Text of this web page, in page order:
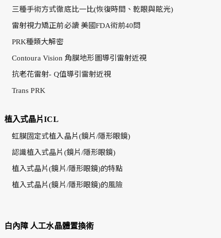
三種手術方式徹底比一比(恢復時間、乾眼與眩光)
雷射視力矯正前必讀 美國FDA術前40問
PRK種類大解密
Contoura Vision 角膜地形圖導引雷射近視
抗老花雷射- Q值導引雷射近視
Trans PRK
植入式晶片ICL
虹膜固定式植入晶片(鏡片/隱形眼鏡)
認識植入式晶片(鏡片/隱形眼鏡)
植入式晶片(鏡片/隱形眼鏡)的特點
植入式晶片(鏡片/隱形眼鏡)的風險
白內障 人工水晶體置換術